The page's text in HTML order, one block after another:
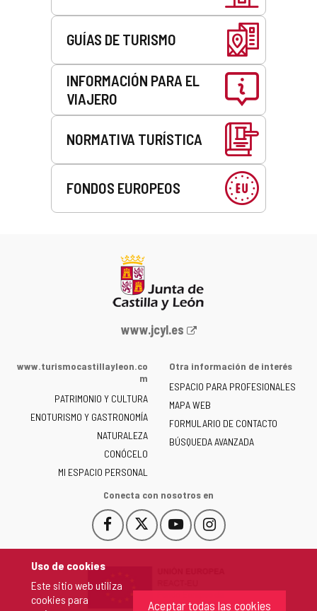
Uso de cookies
Este sitio web utiliza
cookies para
Aceptar todas las cookies
GUÍAS DE TURISMO
INFORMACIÓN PARA EL
VIAJERO
NORMATIVA TURÍSTICA
FONDOS EUROPEOS
Portal
la
de
Castilla
y
León
-
www.jcyl.es
www.turismocastillayleon.co
m
PATRIMONIO Y CULTURA
ENOTURISMO Y GASTRONOMÍA
NATURALEZA
CONÓCELO
MI ESPACIO PERSONAL
Otra información de interés
ESPACIO PARA PROFESIONALES
MAPA WEB
FORMULARIO DE CONTACTO
BÚSQUEDA AVANZADA
Conecta con nosotros en
Facebook
Este
enlace
en
Este
enlace
una
YouTube
Este
enlace
una
Instagram
Este
enlace
una